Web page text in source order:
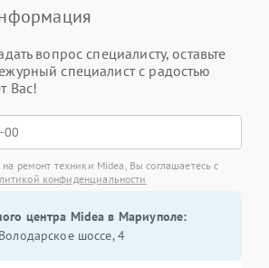
вопрос специалисту, оставьте
специалист с радостью
Вас!
ремонт техники Midea, Вы соглашаетесь с
конфиденциальности
центра Midea в Мариуполе:
шоссе, 4